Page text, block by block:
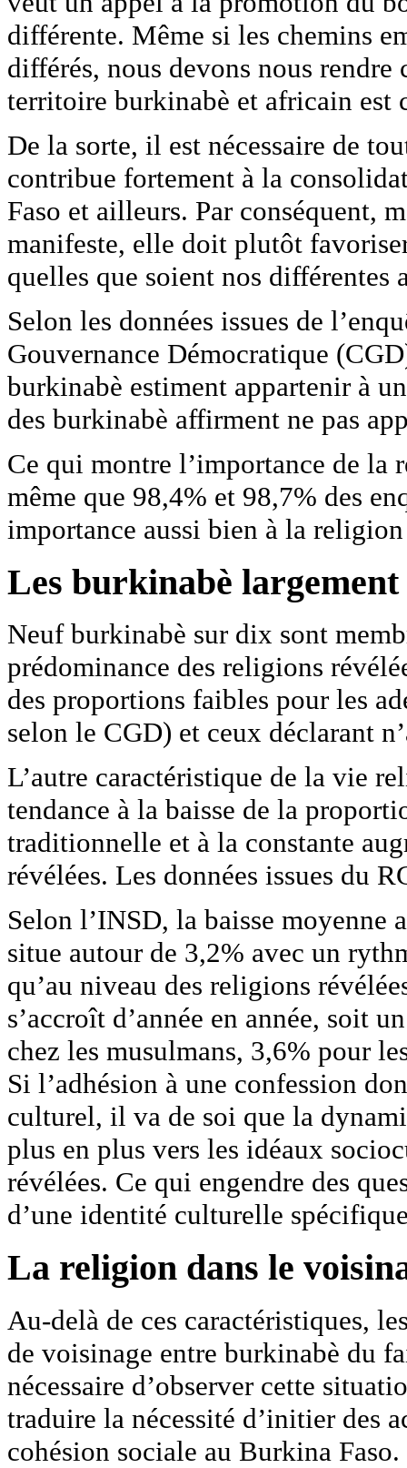
différente. Même si les chemins
différés, nous devons nous
territoire burkinabè et africain est
De la sorte, il est nécessaire de
contribue fortement à la
Faso et ailleurs. Par conséquent,
manifeste, elle doit plutôt
quelles que soient nos différentes
Selon les données issues de
Gouvernance Démocratique
burkinabè estiment appartenir à
des burkinabè affirment ne pas
Ce qui montre l’importance de
même que 98,4% et 98,7% des
importance aussi bien à la
Les burkinabè
Neuf burkinabè sur dix sont
prédominance des religions
des proportions faibles pour les
selon le CGD) et ceux déclarant
L’autre caractéristique de la vie
tendance à la baisse de la
traditionnelle et à la constante
révélées. Les données issues du
Selon l’INSD, la baisse moyenne
situe autour de 3,2% avec un
qu’au niveau des religions
s’accroît d’année en année, soit
chez les musulmans, 3,6% pour
Si l’adhésion à une confession
culturel, il va de soi que la
plus en plus vers les idéaux
révélées. Ce qui engendre des
d’une identité culturelle
La religion dans le
Au-delà de ces caractéristiques,
de voisinage entre burkinabè du
nécessaire d’observer cette
traduire la nécessité d’initier des
cohésion sociale au Burkina Faso.